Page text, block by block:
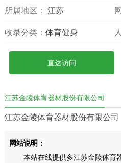
所属地区： 江苏
收录分类： 体育健身
直达访问
江苏金陵体育器材股份有限公司
江苏金陵体育器材股份有限公司
网站说明：
本站在线提供多江苏金陵体育